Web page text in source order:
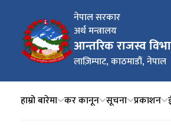
नेपाल सरकार
अर्थ मन्त्रालय
आन्तरिक राजस्व
लाज़िम्पाट, काठमाडौं, नेपाल
हाम्रो बारेमा कर कानून सूचना प्रकाशन